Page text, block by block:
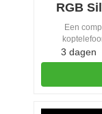
RGB
Een
3 dagen